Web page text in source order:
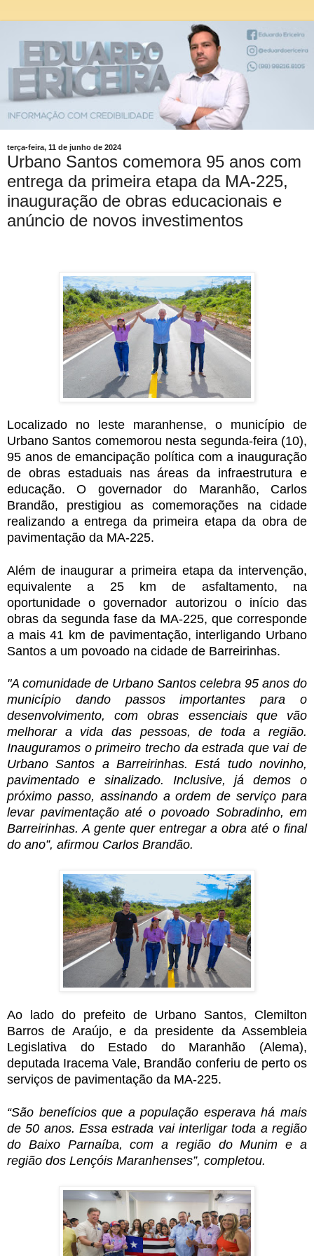
terça-feira, 11 de junho de 2024
Urbano Santos comemora 95 anos com
entrega da primeira etapa da MA-225,
inauguração de obras educacionais e
anúncio de novos investimentos
Localizado no leste maranhense, o município de
Urbano Santos comemorou nesta segunda-feira (10),
95 anos de emancipação política com a inauguração
de obras estaduais nas áreas da infraestrutura e
educação. O governador do Maranhão, Carlos
Brandão, prestigiou as comemorações na cidade
realizando a entrega da primeira etapa da obra de
pavimentação da MA-225.
Além de inaugurar a primeira etapa da intervenção,
equivalente a 25 km de asfaltamento, na
oportunidade o governador autorizou o início das
obras da segunda fase da MA-225, que corresponde
a mais 41 km de pavimentação, interligando Urbano
Santos a um povoado na cidade de Barreirinhas.
"A comunidade de Urbano Santos celebra 95 anos do
município dando passos importantes para o
desenvolvimento, com obras essenciais que vão
melhorar a vida das pessoas, de toda a região.
Inauguramos o primeiro trecho da estrada que vai de
Urbano Santos a Barreirinhas. Está tudo novinho,
pavimentado e sinalizado. Inclusive, já demos o
próximo passo, assinando a ordem de serviço para
levar pavimentação até o povoado Sobradinho, em
Barreirinhas. A gente quer entregar a obra até o final
do ano”, afirmou Carlos Brandão.
Ao lado do prefeito de Urbano Santos, Clemilton
Barros de Araújo, e da presidente da Assembleia
Legislativa do Estado do Maranhão (Alema),
deputada Iracema Vale, Brandão conferiu de perto os
serviços de pavimentação da MA-225.
“São benefícios que a população esperava há mais
de 50 anos. Essa estrada vai interligar toda a região
do Baixo Parnaíba, com a região do Munim e a
região dos Lençóis Maranhenses”, completou.